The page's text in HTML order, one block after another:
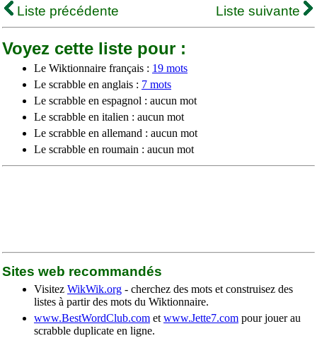
Liste précédente
Liste suivante
Voyez cette liste pour :
Le Wiktionnaire français : 19 mots
Le scrabble en anglais : 7 mots
Le scrabble en espagnol : aucun mot
Le scrabble en italien : aucun mot
Le scrabble en allemand : aucun mot
Le scrabble en roumain : aucun mot
Sites web recommandés
Visitez WikWik.org - cherchez des mots et construisez des
listes à partir des mots du Wiktionnaire.
www.BestWordClub.com et www.Jette7.com pour jouer au
scrabble duplicate en ligne.